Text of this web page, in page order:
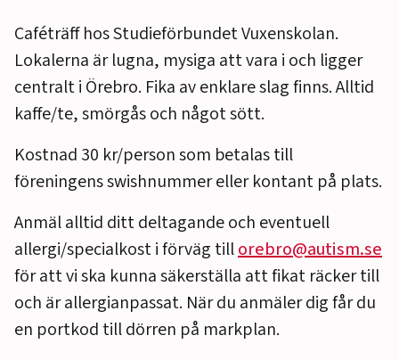
Caféträff hos Studieförbundet Vuxenskolan.
Lokalerna är lugna, mysiga att vara i och ligger
centralt i Örebro. Fika av enklare slag finns. Alltid
kaffe/te, smörgås och något sött.
Kostnad 30 kr/person som betalas till
föreningens swishnummer eller kontant på plats.
Anmäl alltid ditt deltagande och eventuell
allergi/specialkost i förväg tillorebro@autism.se
för att vi ska kunna säkerställa att fikat räcker till
och är allergianpassat. När du anmäler dig får du
en portkod till dörren på markplan.